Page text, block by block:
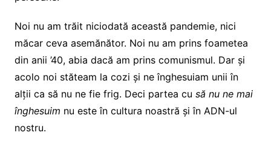
Noi nu am trăit niciodată această pandemie, nici
măcar ceva asemănător. Noi nu am prins foametea
din anii ’40, abia dacă am prins comunismul. Dar și
acolo noi stăteam la cozi și ne înghesuiam unii în
alții ca să nu ne fie frig. Deci partea cu să nu ne mai
înghesuim nu este în cultura noastră și în ADN-ul
nostru.